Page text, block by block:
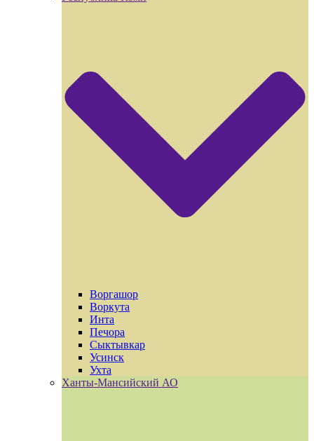
Воргашор
Воркута
Инта
Печора
Сыктывкар
Усинск
Ухта
Ханты-Мансийский АО